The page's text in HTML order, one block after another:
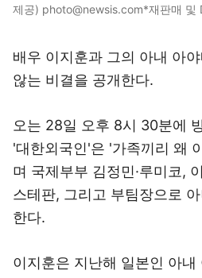
제공) photo@newsis.com*재판매 및
배우 이지훈과 그의 아내 아
않는 비결을 공개한다.
오는 28일 오후 8시 30분에
'대한외국인'은 '가족끼리 왜
며 국제부부 김정민·루미코,
스테판, 그리고 부팀장으로
한다.
이지훈은 지난해 일본인 아내